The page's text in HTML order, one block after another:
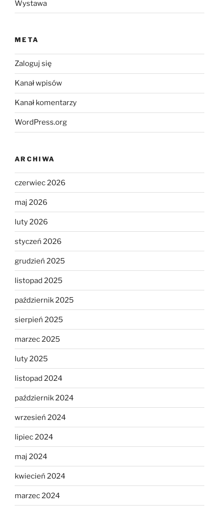
Wystawa
META
Zaloguj się
Kanał wpisów
Kanał komentarzy
WordPress.org
ARCHIWA
czerwiec 2026
maj 2026
luty 2026
styczeń 2026
grudzień 2025
listopad 2025
październik 2025
sierpień 2025
marzec 2025
luty 2025
listopad 2024
październik 2024
wrzesień 2024
lipiec 2024
maj 2024
kwiecień 2024
marzec 2024